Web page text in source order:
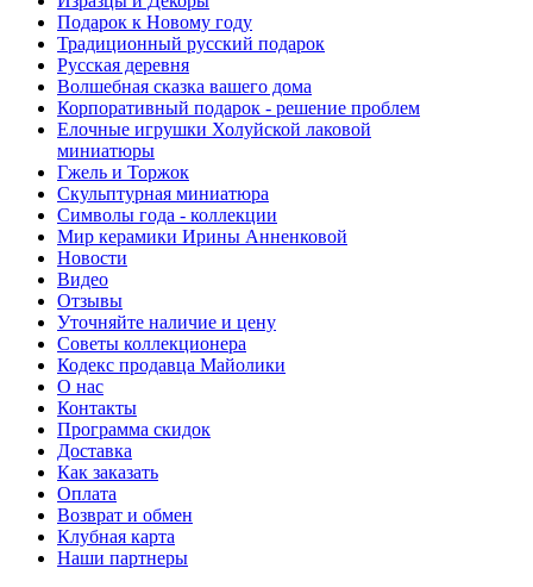
Подарок к Новому году
Традиционный русский подарок
Русская деревня
Волшебная сказка вашего дома
Корпоративный подарок - решение проблем
Елочные игрушки Холуйской лаковой
миниатюры
Гжель и Торжок
Скульптурная миниатюра
Символы года - коллекции
Мир керамики Ирины Анненковой
Новости
Видео
Отзывы
Уточняйте наличие и цену
Советы коллекционера
Кодекс продавца Майолики
О нас
Контакты
Программа скидок
Доставка
Как заказать
Оплата
Возврат и обмен
Клубная карта
Наши партнеры